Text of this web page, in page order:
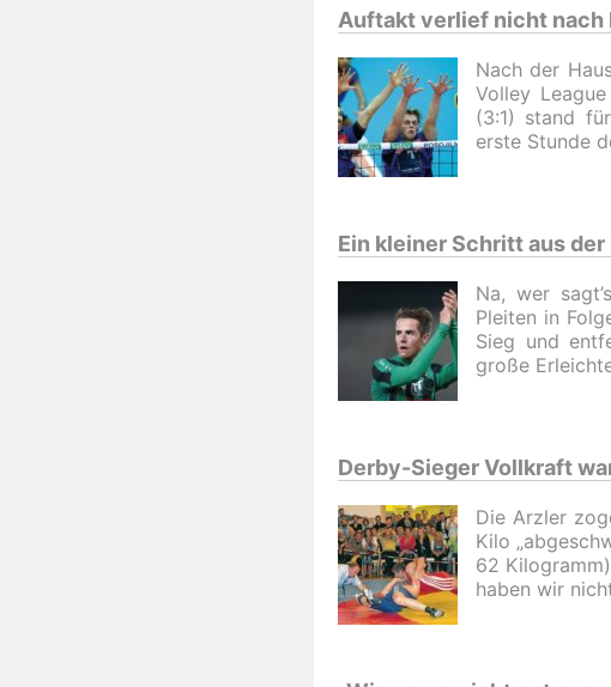
Auftakt verlief nicht nach
Nach der
Volley
(3:1) stand
erste Stunde
Ein kleiner Schritt aus der
Na, wer
Pleiten in
Sieg und
große
Derby-Sieger Vollkraft
Die Arzler
Kilo
62
haben wir